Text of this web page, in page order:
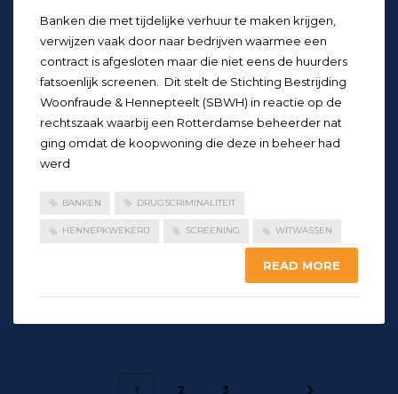
Banken die met tijdelijke verhuur te maken krijgen,
verwijzen vaak door naar bedrijven waarmee een
contract is afgesloten maar die niet eens de huurders
fatsoenlijk screenen. Dit stelt de Stichting Bestrijding
Woonfraude & Hennepteelt (SBWH) in reactie op de
rechtszaak waarbij een Rotterdamse beheerder nat
ging omdat de koopwoning die deze in beheer had
werd
BANKEN DRUGSCRIMINALITEIT
HENNEPKWEKERIJ SCREENING WITWASSEN
READ MORE
1 2 3